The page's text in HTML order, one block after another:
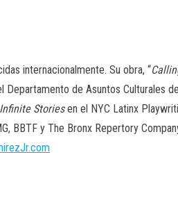
internacionalmente. Su obra, “
de Asuntos Culturales
Infinite Storiesen el NYC Latinx
BBTF y The Bronx Repertory